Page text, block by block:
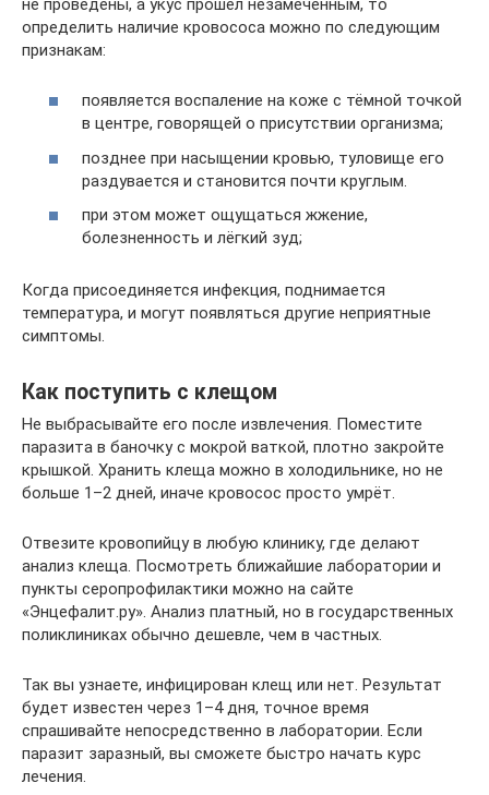
не проведены, а укус прошёл незамеченным, то
определить наличие кровососа можно по следующим
признакам:
появляется воспаление на коже с тёмной точкой
в центре, говорящей о присутствии организма;
позднее при насыщении кровью, туловище его
раздувается и становится почти круглым.
при этом может ощущаться жжение,
болезненность и лёгкий зуд;
Когда присоединяется инфекция, поднимается
температура, и могут появляться другие неприятные
симптомы.
Как поступить с клещом
Не выбрасывайте его после извлечения. Поместите
паразита в баночку с мокрой ваткой, плотно закройте
крышкой. Хранить клеща можно в холодильнике, но не
больше 1–2 дней, иначе кровосос просто умрёт.
Отвезите кровопийцу в любую клинику, где делают
анализ клеща. Посмотреть ближайшие лаборатории и
пункты серопрофилактики можно на сайте
«Энцефалит.ру». Анализ платный, но в государственных
поликлиниках обычно дешевле, чем в частных.
Так вы узнаете, инфицирован клещ или нет. Результат
будет известен через 1–4 дня, точное время
спрашивайте непосредственно в лаборатории. Если
паразит заразный, вы сможете быстро начать курс
лечения.